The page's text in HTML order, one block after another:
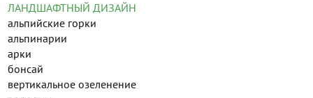
подсказкойКак ответить на вопрос грамотно, понятно и
исчерпывающе
ЛАНДШАФТНЫЙ ДИЗАЙН
альпийские горки
альпинарии
арки
бонсай
вертикальное озеленение